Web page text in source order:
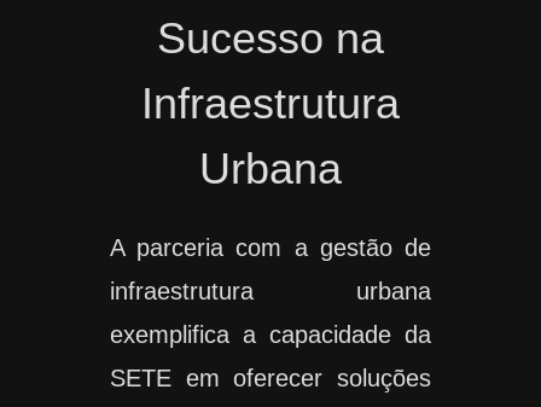
Sucesso na
Infraestrutura
Urbana
A parceria com a gestão de
infraestrutura urbana
exemplifica a capacidade da
SETE em oferecer soluções